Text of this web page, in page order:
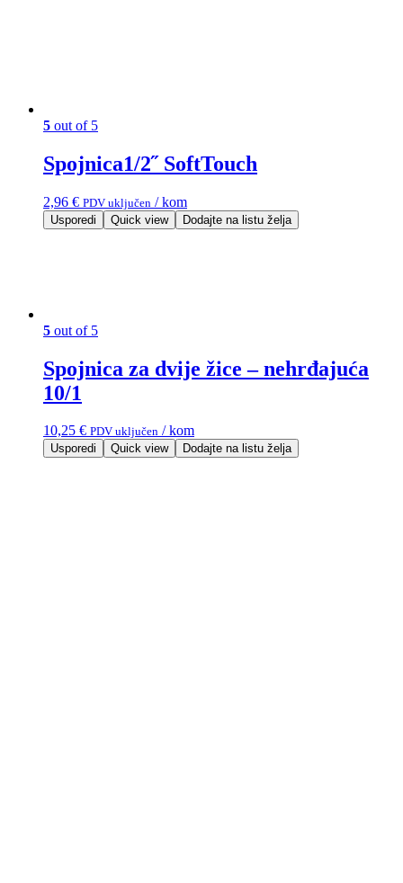
5 out of 5
Spojnica1/2˝ SoftTouch
2,96 € PDV uključen / kom
Usporedi Quick view Dodajte na listu želja
5 out of 5
Spojnica za dvije žice – nehrđajuća
10/1
10,25 € PDV uključen / kom
Usporedi Quick view Dodajte na listu želja